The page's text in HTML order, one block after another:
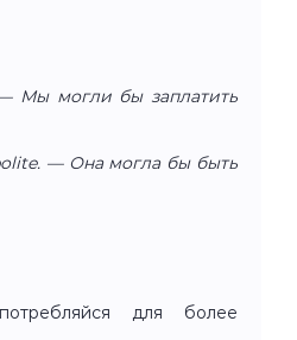
Мы могли бы заплатить
— Она могла бы быть
для более